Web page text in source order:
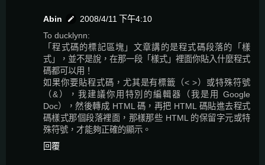
Abin
2008/4/11 下午4:10
To ducklynn:
「程式碼的標記區塊」文章講的是程式碼段落的「樣
式」，並不是說，在那一段「樣式」裡面你貼入什麼程式
碼都可以用！
如果你要貼程式碼，尤其是有標籤（< >）或特殊符號
（&），我建議你用特別的編輯器（我是用 Google
Doc），然後轉成 HTML 碼，再把 HTML 碼貼進去程式
碼樣式那個段落裡面，那樣那些 HTML 的保留字元或特
殊符號，才能夠正確的顯示。
回覆